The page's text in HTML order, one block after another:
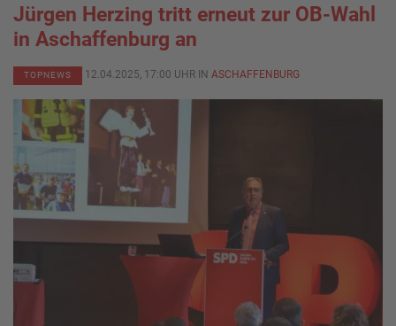
Jürgen Herzing tritt erneut zur OB-Wahl
in Aschaffenburg an
TOPNEWS 12.04.2025, 17:00 UHR IN ASCHAFFENBURG